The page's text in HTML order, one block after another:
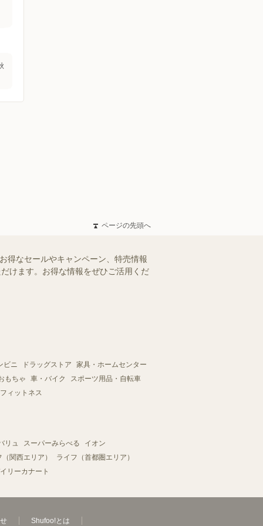
ページの先頭へ
得なセールやキャンペーン、特売情報
けます。お得な情報をぜひご活用くだ
ビニ ドラッグストア
家具・ホームセンター
もちゃ 車・バイク
スポーツ用品・自転車
ィットネス
リュ スーパーみらべる
イオン
関西エリア）
ライフ（首都圏エリア）
リーカナート
Shufoo!とは